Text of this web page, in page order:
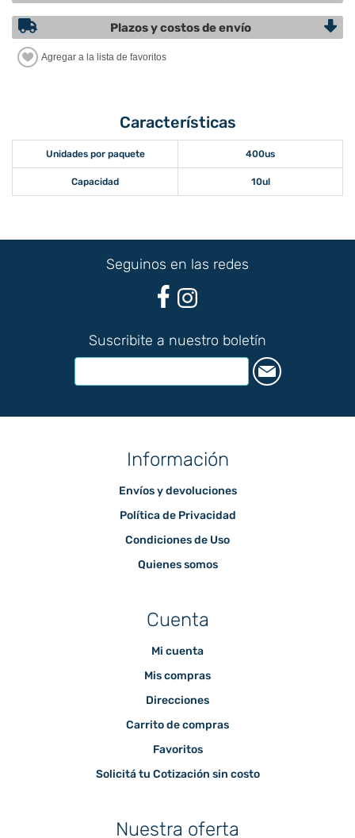
Plazos y costos de envío
Características
Unidades por paquete 400us
Capacidad 10ul
Seguinos en las redes
Suscribite a nuestro boletín
Información
Envíos y devoluciones
Política de Privacidad
Condiciones de Uso
Quienes somos
Cuenta
Mi cuenta
Mis compras
Direcciones
Carrito de compras
Favoritos
Solicitá tu Cotización sin costo
Nuestra oferta